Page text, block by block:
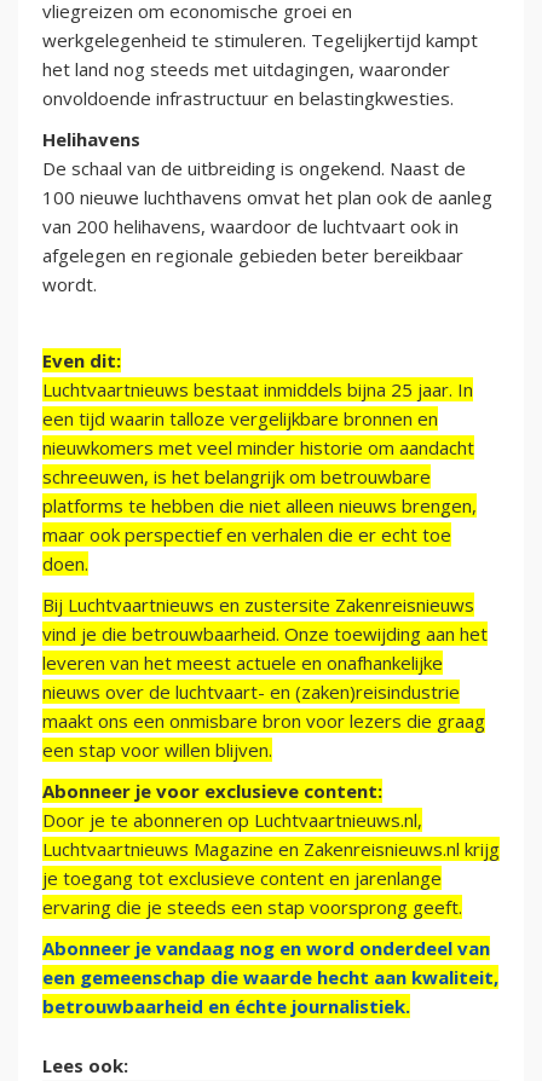
vliegreizen om economische groei en
werkgelegenheid te stimuleren. Tegelijkertijd kampt
het land nog steeds met uitdagingen, waaronder
onvoldoende infrastructuur en belastingkwesties.
Helihavens
De schaal van de uitbreiding is ongekend. Naast de
100 nieuwe luchthavens omvat het plan ook de aanleg
van 200 helihavens, waardoor de luchtvaart ook in
afgelegen en regionale gebieden beter bereikbaar
wordt.
Even dit:
Luchtvaartnieuws bestaat inmiddels bijna 25 jaar. In
een tijd waarin talloze vergelijkbare bronnen en
nieuwkomers met veel minder historie om aandacht
schreeuwen, is het belangrijk om betrouwbare
platforms te hebben die niet alleen nieuws brengen,
maar ook perspectief en verhalen die er echt toe
doen.
Bij Luchtvaartnieuws en zustersite Zakenreisnieuws
vind je die betrouwbaarheid. Onze toewijding aan het
leveren van het meest actuele en onafhankelijke
nieuws over de luchtvaart- en (zaken)reisindustrie
maakt ons een onmisbare bron voor lezers die graag
een stap voor willen blijven.
Abonneer je voor exclusieve content:
Door je te abonneren op Luchtvaartnieuws.nl,
Luchtvaartnieuws Magazine en Zakenreisnieuws.nl krijg
je toegang tot exclusieve content en jarenlange
ervaring die je steeds een stap voorsprong geeft.
Abonneer je vandaag nog en word onderdeel van
een gemeenschap die waarde hecht aan kwaliteit,
betrouwbaarheid en échte journalistiek.
Lees ook: